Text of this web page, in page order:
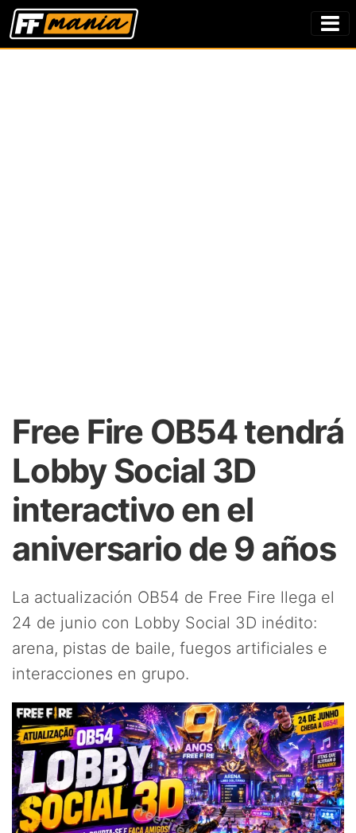
Free Fire OB54 tendrá
Lobby Social 3D
interactivo en el
aniversario de 9 años
La actualización OB54 de Free Fire llega el
24 de junio con Lobby Social 3D inédito:
arena, pistas de baile, fuegos artificiales e
interacciones en grupo.